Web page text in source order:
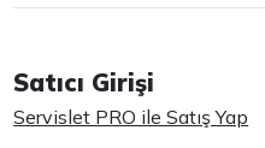
Satıcı Girişi
Servislet PRO ile Satış Yap